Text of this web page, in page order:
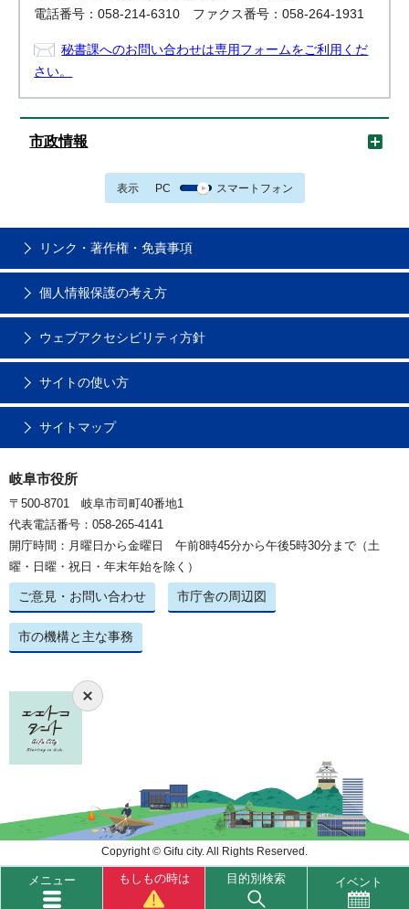
電話番号：058-214-6310 ファクス番号：058-264-1931
秘書課へのお問い合わせは専用フォームをご利用くだ
さい。
市政情報
表示 PC スマートフォン
メニュー もしもの時は 目的別検索 イベント
リンク・著作権・免責事項
個人情報保護の考え方
ウェブアクセシビリティ方針
サイトの使い方
サイトマップ
岐阜市役所
〒500-8701 岐阜市司町40番地1
代表電話番号：058-265-4141
開庁時間：月曜日から金曜日 午前8時45分から午後5時30分まで（土
曜・日曜・祝日・年末年始を除く）
ご意見・お問い合わせ 市庁舎の周辺図
市の機構と主な事務
Copyright © Gifu city. All Rights Reserved.